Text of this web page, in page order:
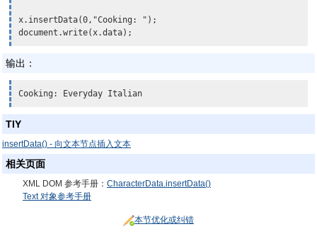
x.insertData(0,"Cooking: ");
document.write(x.data);
输出：
Cooking: Everyday Italian
TIY
insertData() - 向文本节点插入文本
相关页面
XML DOM 参考手册： CharacterData.insertData()
Text 对象参考手册
本节优化或纠错